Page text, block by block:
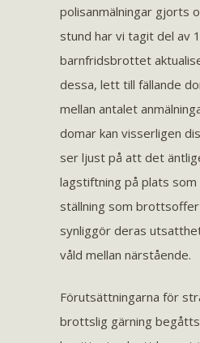
polisanmälningar gjorts
stund har vi tagit del av
barnfridsbrottet
dessa, lett till fällande
mellan antalet
domar kan visserligen
ser ljust på att det
lagstiftning på plats som
ställning som
synliggör deras
våld mellan närstående.
Förutsättningarna för
brottslig gärning